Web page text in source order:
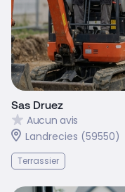
Sas Druez
Aucun avis
Landrecies (59550)
Terrassier